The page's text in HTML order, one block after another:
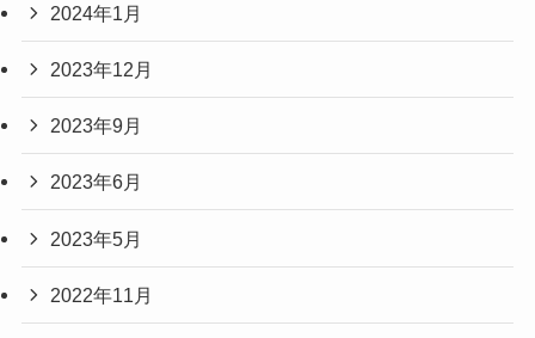
2024年1月
2023年12月
2023年9月
2023年6月
2023年5月
2022年11月